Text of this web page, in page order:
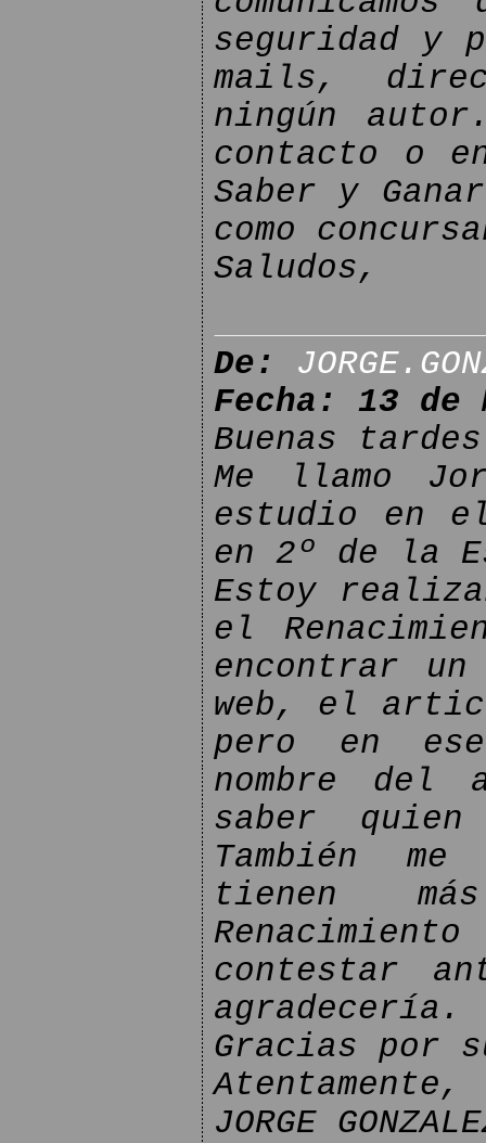
seguridad y
mails,
ningún
contacto o
Saber y
como
Saludos,
De:
Fecha: 13 de
Buenas
Me llamo
estudio en
en 2º de la
Estoy
el
encontrar
web, el
pero en
nombre del
saber
También
tienen
contestar
agradecería.
Gracias por
Atentamente,
JORGE